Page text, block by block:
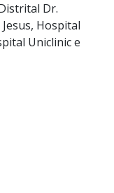
Dr.
Hospital
Uniclinic e